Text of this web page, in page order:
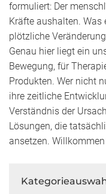
formuliert: Der
Kräfte aushalten. Was
plötzliche
Genau hier liegt ein
Bewegung, für
Produkten. Wer nicht
ihre zeitliche
Verständnis der
Lösungen, die
ansetzen.